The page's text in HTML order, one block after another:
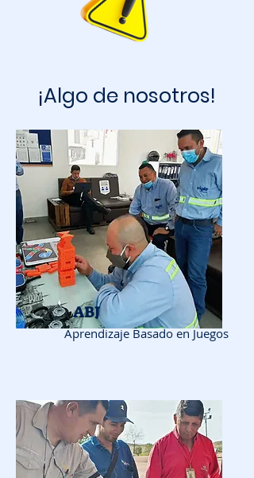
¡Algo de nosotros!
ABJ
Aprendizaje Basado en Juegos